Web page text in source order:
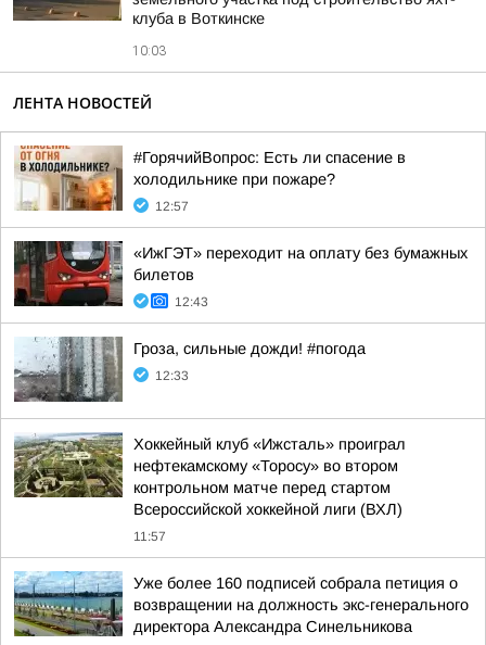
клуба в Воткинске
10:03
ЛЕНТА НОВОСТЕЙ
#ГорячийВопрос: Есть ли спасение в
холодильнике при пожаре?
12:57
«ИжГЭТ» переходит на оплату без бумажных
билетов
12:43
Гроза, сильные дожди! #погода
12:33
Хоккейный клуб «Ижсталь» проиграл
нефтекамскому «Торосу» во втором
контрольном матче перед стартом
Всероссийской хоккейной лиги (ВХЛ)
11:57
Уже более 160 подписей собрала петиция о
возвращении на должность экс-генерального
директора Александра Синельникова